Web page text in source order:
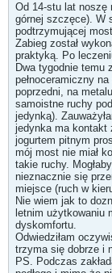
Od 14-stu lat noszę
górnej szczęce). W
podtrzymującej
Zabieg został
praktyką. Po
Dwa tygodnie temu
pełnoceramiczny
poprzedni, na
samoistne ruchy
jedynką).
jedynka ma kontakt
jogurtem pitnym
mój most nie miał
takie ruchy.
nieznacznie się
miejsce (ruch w
Nie wiem jak to
letnim użytkowaniu
dyskomfortu.
Odwiedziłam
trzyma się dobrze i
PS. Podczas